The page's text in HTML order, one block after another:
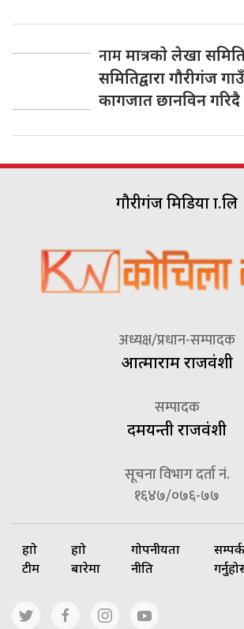
नाममात्रकाे लेखा
समितिद्वारा गाैरीगंज
कागजात छानविन गरिदै
गौरीगंज मिडिया प्रा.लि
अध्यक्ष/प्रधान-सम्पादक
आत्माराम राजवंशी
सम्पादक
दमयन्ती राजवंशी
सूचना विभाग दर्ता नं.
१६४७/०७६-७७
हाम्रो
टीम
हाम्रो
बारेमा
गोपनीयता
नीति
सम्पर्क